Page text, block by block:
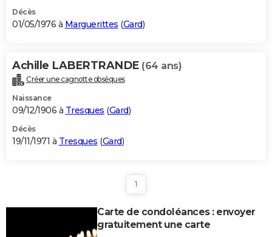
Décès
01/05/1976 à Marguerittes (Gard)
Achille LABERTRANDE (64 ans)
Créer une cagnotte obsèques
Naissance
09/12/1906 à Tresques (Gard)
Décès
19/11/1971 à Tresques (Gard)
1
Carte de condoléances : envoyer
gratuitement une carte